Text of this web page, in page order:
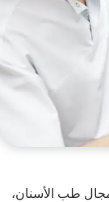
طب الأسنان،